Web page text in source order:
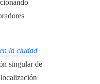
la ciudad
singular de